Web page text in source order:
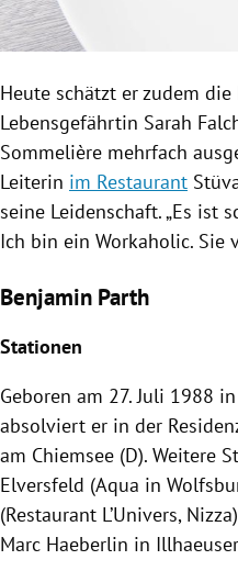
Heute schätzt er zudem
Lebensgefährtin Sarah
Sommelière mehrfach
Leiterin im Restaurant
seine Leidenschaft. „Es ist
Ich bin ein Workaholic. Sie
Benjamin Parth
Stationen
Geboren am 27. Juli 1988 in
absolviert er in der
am Chiemsee (D). Weitere
Elversfeld (Aqua in
(Restaurant L’Univers, Nizza
Marc Haeberlin in